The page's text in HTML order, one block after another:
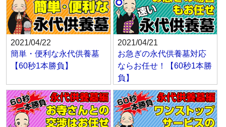
2021/04/22
簡単・便利な永代供養墓
【60秒1本勝負】
2021/04/21
お急ぎの永代供養墓対応
ならお任せ！【60秒1本勝
負】